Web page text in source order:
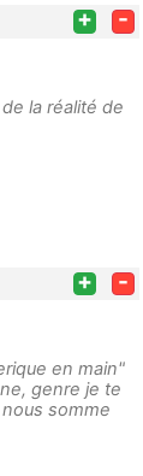
+ -
la réalité de
+ -
en main"
genre je te
somme